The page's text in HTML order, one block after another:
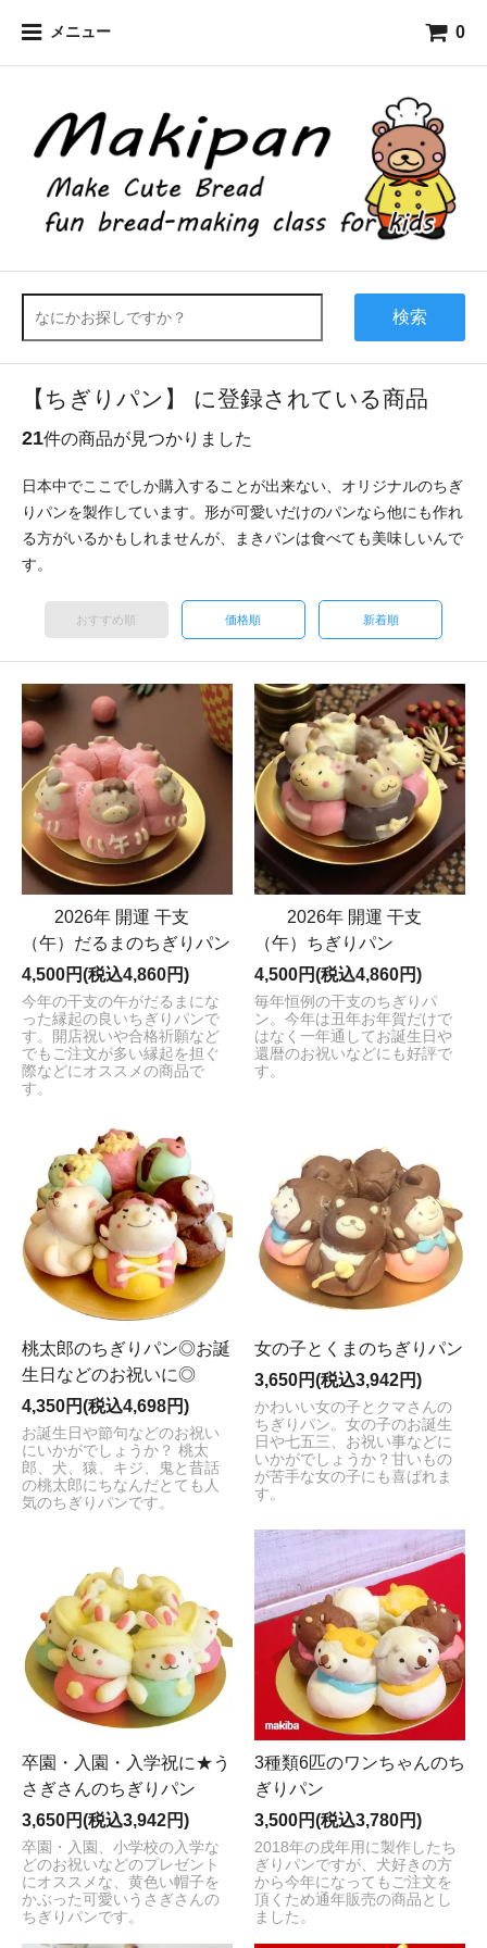
メニュー 0
検索
【ちぎりパン】 に登録されている商品
21件の商品が見つかりました
日本中でここでしか購入することが出来ない、オリジナルのちぎ
りパンを製作しています。形が可愛いだけのパンなら他にも作れ
る方がいるかもしれませんが、まきパンは食べても美味しいんで
す。
おすすめ順 価格順 新着順
2026年 開運 干支
（午）だるまのちぎりパン
4,500円(税込4,860円)
今年の干支の午がだるまにな
った縁起の良いちぎりパンで
す。開店祝いや合格祈願など
でもご注文が多い縁起を担ぐ
際などにオススメの商品で
す。
2026年 開運 干支
（午）ちぎりパン
4,500円(税込4,860円)
毎年恒例の干支のちぎりパ
ン。今年は丑年お年賀だけで
はなく一年通してお誕生日や
還暦のお祝いなどにも好評で
す。
桃太郎のちぎりパン◎お誕
生日などのお祝いに◎
4,350円(税込4,698円)
お誕生日や節句などのお祝い
にいかがでしょうか？ 桃太
郎、犬、猿、キジ、鬼と昔話
の桃太郎にちなんだとても人
気のちぎりパンです。
女の子とくまのちぎりパン
3,650円(税込3,942円)
かわいい女の子とクマさんの
ちぎりパン。女の子のお誕生
日や七五三、お祝い事などに
いかがでしょうか？甘いもの
が苦手な女の子にも喜ばれま
す。
卒園・入園・入学祝に★う
さぎさんのちぎりパン
3,650円(税込3,942円)
卒園・入園、小学校の入学な
どのお祝いなどのプレゼント
にオススメな、黄色い帽子を
かぶった可愛いうさぎさんの
ちぎりパンです。
3種類6匹のワンちゃんのち
ぎりパン
3,500円(税込3,780円)
2018年の戌年用に製作したち
ぎりパンですが、犬好きの方
から今年になってもご注文を
頂くため通年販売の商品とし
ました。